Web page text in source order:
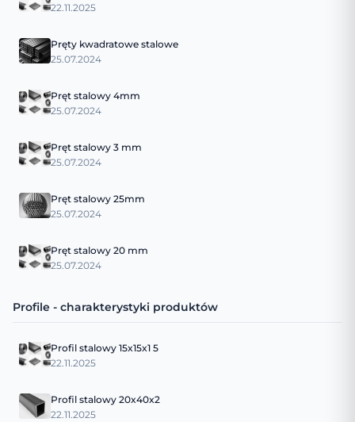
22.11.2025
Pręty kwadratowe stalowe
25.07.2024
Pręt stalowy 4mm
25.07.2024
Pręt stalowy 3 mm
25.07.2024
Pręt stalowy 25mm
25.07.2024
Pręt stalowy 20 mm
25.07.2024
Profile - charakterystyki produktów
Profil stalowy 15x15x1 5
22.11.2025
Profil stalowy 20x40x2
22.11.2025